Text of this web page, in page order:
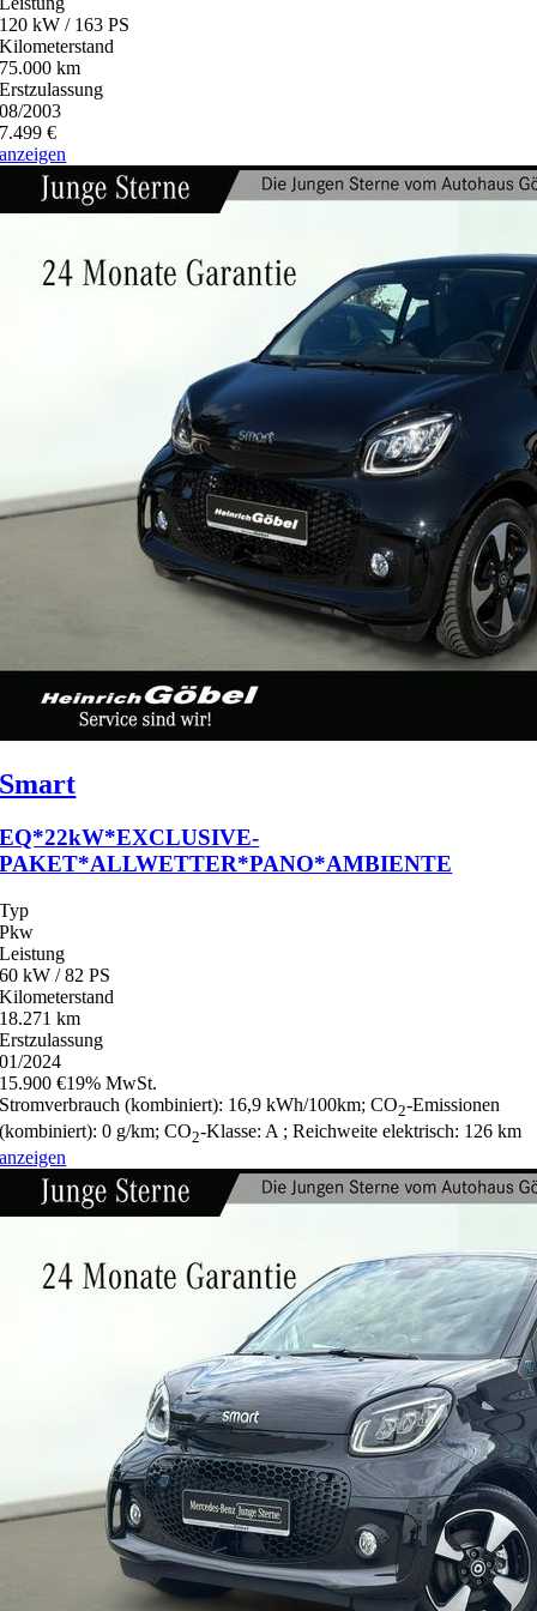
120 kW / 163 PS
Kilometerstand
75.000 km
Erstzulassung
08/2003
7.499 €
anzeigen
Smart
EQ*22kW*EXCLUSIVE-
PAKET*ALLWETTER*PANO*AMBIENTE
Typ
Pkw
Leistung
60 kW / 82 PS
Kilometerstand
18.271 km
Erstzulassung
01/2024
15.900 €19% MwSt.
Stromverbrauch (kombiniert): 16,9 kWh/100km;CO2-Emissionen
(kombiniert):0 g/km;CO2-Klasse: A ;Reichweite elektrisch: 126 km
anzeigen